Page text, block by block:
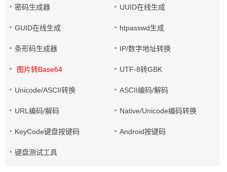
密码生成器 UUID在线生成
GUID在线生成 htpasswd生成
条形码生成器 IP/数字地址转换
图片转Base64 UTF-8转GBK
Unicode/ASCII转换 ASCII编码/解码
URL编码/解码 Native/Unicode编码转换
KeyCode键盘按键码 Android按键码
键盘测试工具